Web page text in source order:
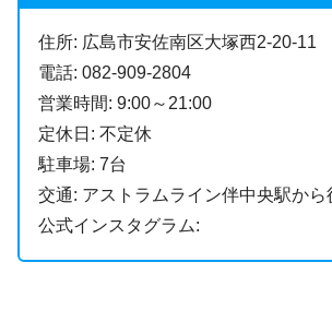
住所: 広島市安佐南区大塚西2-20-11
電話: 082-909-2804
営業時間: 9:00～21:00
定休日: 不定休
駐車場: 7台
交通: アストラムライン伴中央駅から
公式インスタグラム: